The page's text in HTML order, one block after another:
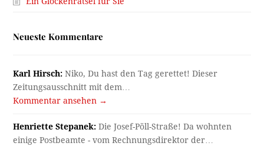
Neueste Kommentare
Karl Hirsch: Niko, Du hast den Tag gerettet! Dieser
Zeitungsausschnitt mit dem…
Kommentar ansehen →
Henriette Stepanek: Die Josef-Pöll-Straße! Da wohnten
einige Postbeamte - vom Rechnungsdirektor der…